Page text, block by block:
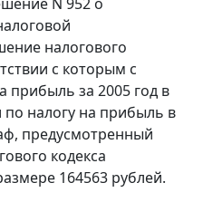
налогового
с которым с
прибыль за 2005 год в
налогу на прибыль в
предусмотренный
кодекса
164563 рублей.